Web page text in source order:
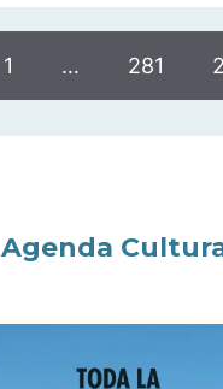
1 … 281
Agenda